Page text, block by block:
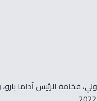
2022، بالجناح الرئاسي بمطار تونس قرطاج